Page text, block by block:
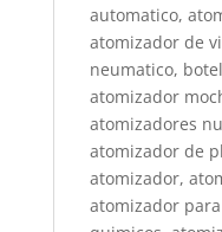
automatico,
atomizador de
neumatico,
atomizador
atomizadores
atomizador de
atomizador,
atomizador